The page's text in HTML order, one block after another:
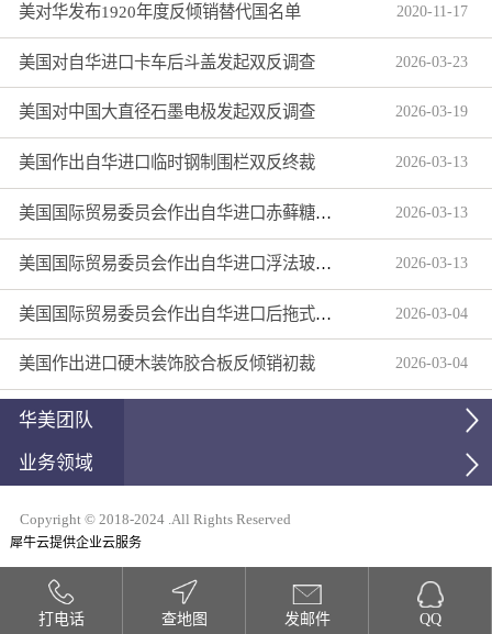
美对华发布1920年度反倾销替代国名单 2020-11 -17
美国对自华进口卡车后斗盖发起双反调查 2026-03-23
美国对中国大直径石墨电极发起双反调查 2026-03-19
美国作出自华进口临时钢制围栏双反终裁 2026-03-13
美国国际贸易委员会作出自华进口赤藓糖醇双反产业损害终裁 2026-03-13
美国国际贸易委员会作出自华进口浮法玻璃制品双反产业损害终裁 2026-03-13
美国国际贸易委员会作出自华进口后拖式草地维护设备及相关零部件第三次反倾销日落复审产业损害终裁 2026-03-04
美国作出进口硬木装饰胶合板反倾销初裁 2026-03-04
华美团队
业务领域
Copyright © 2018-2024 .All Rights Reserved
犀牛云提供企业云服务
打电话 查地图 发邮件 QQ